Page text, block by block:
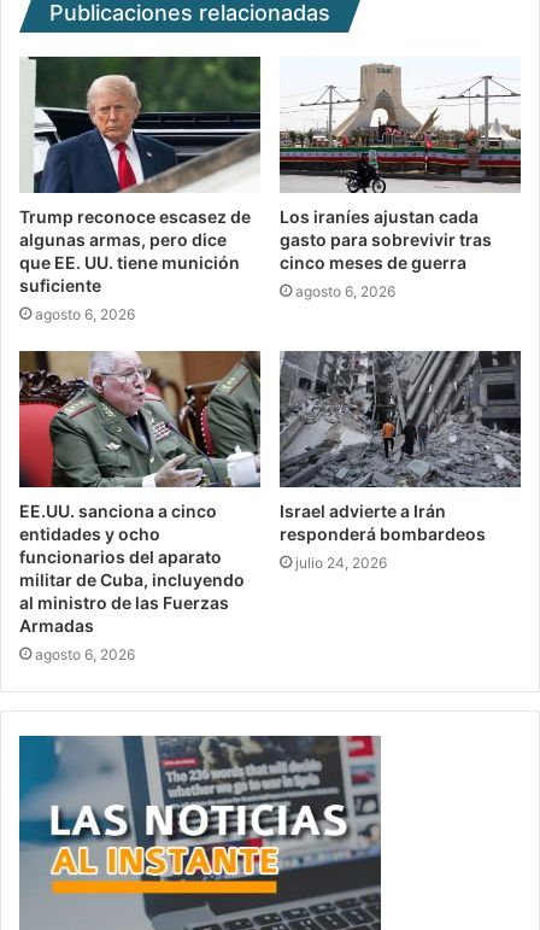
Publicaciones relacionadas
Trump reconoce escasez de
algunas armas, pero dice
que EE. UU. tiene munición
suficiente
agosto 6, 2026
Los iraníes ajustan cada
gasto para sobrevivir tras
cinco meses de guerra
agosto 6, 2026
EE.UU. sanciona a cinco
entidades y ocho
funcionarios del aparato
militar de Cuba, incluyendo
al ministro de las Fuerzas
Armadas
agosto 6, 2026
Israel advierte a Irán
responderá bombardeos
julio 24, 2026